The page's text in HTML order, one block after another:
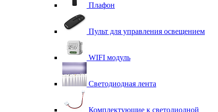
Плафон
Пульт для управления освещением
WIFI модуль
Светодиодная лента
Комплектующие к светодиодной